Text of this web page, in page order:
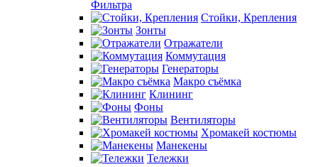
Фильтра
Стойки, Крепления
Зонты
Отражатели
Коммутация
Генераторы
Макро съёмка
Клининг
Фоны
Вентиляторы
Хромакей костюмы
Манекены
Тележки